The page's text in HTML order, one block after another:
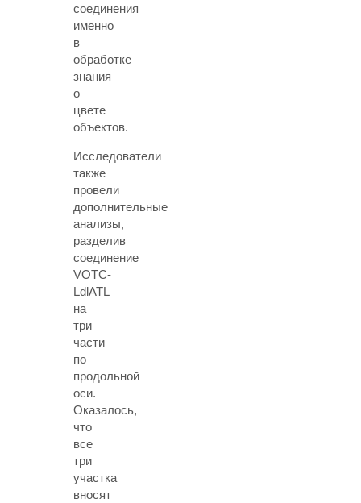
соединения
именно
в
обработке
знания
о
цвете
объектов.
Исследователи
также
провели
дополнительные
анализы,
разделив
соединение
VOTC-
LdlATL
на
три
части
по
продольной
оси.
Оказалось,
что
все
три
участка
вносят